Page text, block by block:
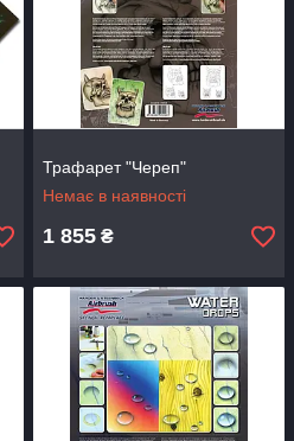
Трафарет "Череп"
Немає в наявності
1 855 ₴